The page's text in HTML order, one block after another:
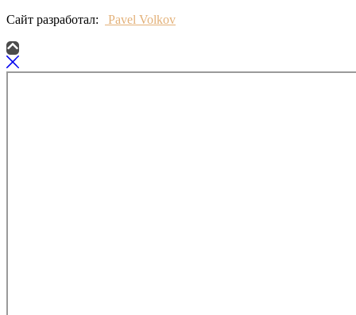
Сайт разработал:
Pavel Volkov